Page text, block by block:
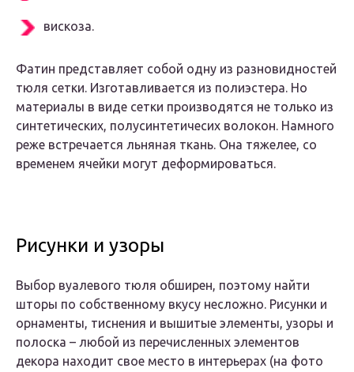
вискоза.
Фатин представляет собой одну из разновидностей
тюля сетки. Изготавливается из полиэстера. Но
материалы в виде сетки производятся не только из
синтетических, полусинтетичесих волокон. Намного
реже встречается льняная ткань. Она тяжелее, со
временем ячейки могут деформироваться.
Рисунки и узоры
Выбор вуалевого тюля обширен, поэтому найти
шторы по собственному вкусу несложно. Рисунки и
орнаменты, тиснения и вышитые элементы, узоры и
полоска – любой из перечисленных элементов
декора находит свое место в интерьерах (на фото